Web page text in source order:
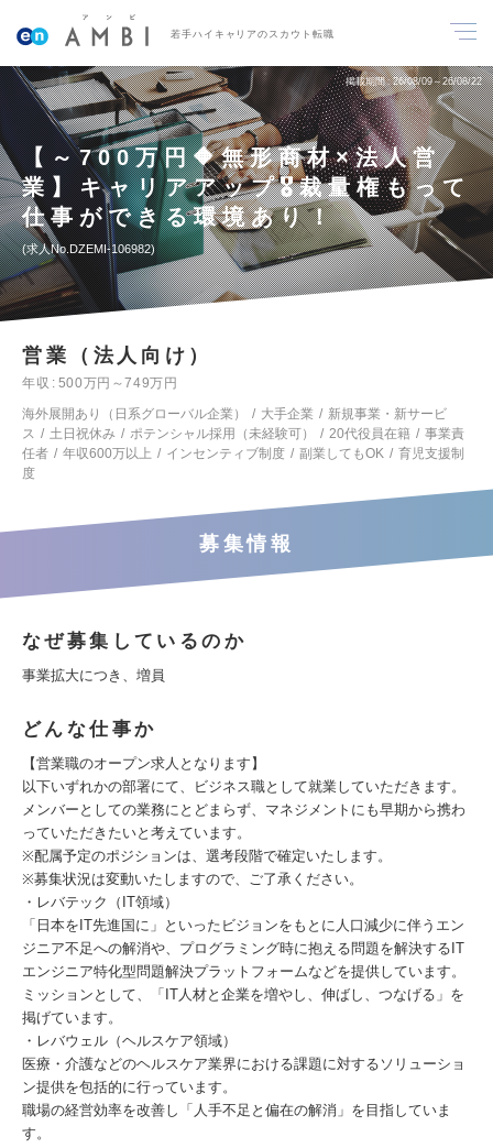
若手ハイキャリアのスカウト転職
掲載期間 26/08/09～26/08/22
【～700万円🔶無形商材×法人営
業】キャリアアップ🎖️裁量権もって
仕事ができる環境あり！
求人No.DZEMI-106982
営業（法人向け）
年収
500万円～749万円
海外展開あり（日系グローバル企業）
大手企業
新規事業・新サービ
ス
土日祝休み ポテンシャル採用（未経験可） 20代役員在籍
事業責
任者
年収600万以上 インセンティブ制度 副業してもOK
育児支援制
度
募集情報
なぜ募集しているのか
事業拡大につき、増員
どんな仕事か
【営業職のオープン求人となります】
以下いずれかの部署にて、ビジネス職として就業していただきます。
メンバーとしての業務にとどまらず、マネジメントにも早期から携わ
っていただきたいと考えています。
※配属予定のポジションは、選考段階で確定いたします。
※募集状況は変動いたしますので、ご了承ください。
・レバテック（IT領域）
「日本をIT先進国に」といったビジョンをもとに人口減少に伴うエン
ジニア不足への解消や、プログラミング時に抱える問題を解決するIT
エンジニア特化型問題解決プラットフォームなどを提供しています。
ミッションとして、「IT人材と企業を増やし、伸ばし、つなげる」を
掲げています。
・レバウェル（ヘルスケア領域）
医療・介護などのヘルスケア業界における課題に対するソリューショ
ン提供を包括的に行っています。
職場の経営効率を改善し「人手不足と偏在の解消」を目指していま
す。